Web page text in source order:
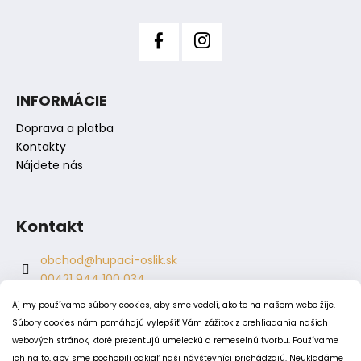
Aj my používame súbory cookies, aby sme vedeli, ako to na našom webe žije.
Súbory cookies nám pomáhajú vylepšiť Vám zážitok z prehliadania našich
webových stránok, ktoré prezentujú umeleckú a remeselnú tvorbu. Používame
ich na to, aby sme pochopili odkiaľ naši návštevníci prichádzajú. Neukladáme
INFORMÁCIE
Doprava a platba
Kontakty
Nájdete nás
Kontakt
obchod@hupaci-oslik.sk
00421 944 100 034
00421 944 904 704
hupaci.oslik
dagmar.juricova